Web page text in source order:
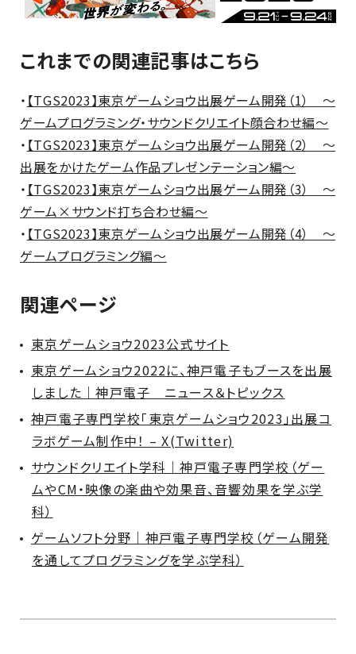
これまでの関連記事はこちら
・ 【TGS2023】東京ゲームショウ出展ゲーム開発（1） ～
ゲームプログラミング・サウンドクリエイト顔合わせ編～
・ 【TGS2023】東京ゲームショウ出展ゲーム開発（2） ～
出展をかけたゲーム作品プレゼンテーション編～
・ 【TGS2023】東京ゲームショウ出展ゲーム開発（3） ～
ゲーム×サウンド打ち合わせ編～
・ 【TGS2023】東京ゲームショウ出展ゲーム開発（4） ～
ゲームプログラミング編～
関連ページ
東京ゲームショウ2023公式サイト
東京ゲームショウ2022に、神戸電子もブースを出展
しました｜神戸電子 ニュース＆トピックス
神戸電子専門学校「東京ゲームショウ2023」出展コ
ラボゲーム制作中！ – X(Twitter)
サウンドクリエイト学科｜神戸電子専門学校（ゲー
ムやCM・映像の楽曲や効果音、音響効果を学ぶ学
科）
ゲームソフト分野｜神戸電子専門学校（ゲーム開発
を通してプログラミングを学ぶ学科）